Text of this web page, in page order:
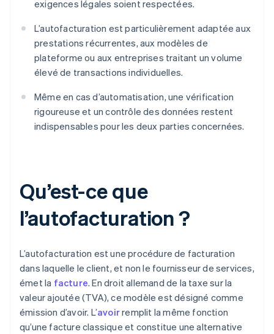
exigences légales soient respectées.
L’autofacturation est particulièrement adaptée aux
prestations récurrentes, aux modèles de
plateforme ou aux entreprises traitant un volume
élevé de transactions individuelles.
Même en cas d’automatisation, une vérification
rigoureuse et un contrôle des données restent
indispensables pour les deux parties concernées.
Qu’est-ce que
l’autofacturation ?
L’autofacturation est une procédure de facturation
dans laquelle le client, et non le fournisseur de services,
émet la facture. En droit allemand de la taxe sur la
valeur ajoutée (TVA), ce modèle est désigné comme
émission d’avoir. L’avoirremplit la même fonction
qu’une facture classique et constitue une alternative